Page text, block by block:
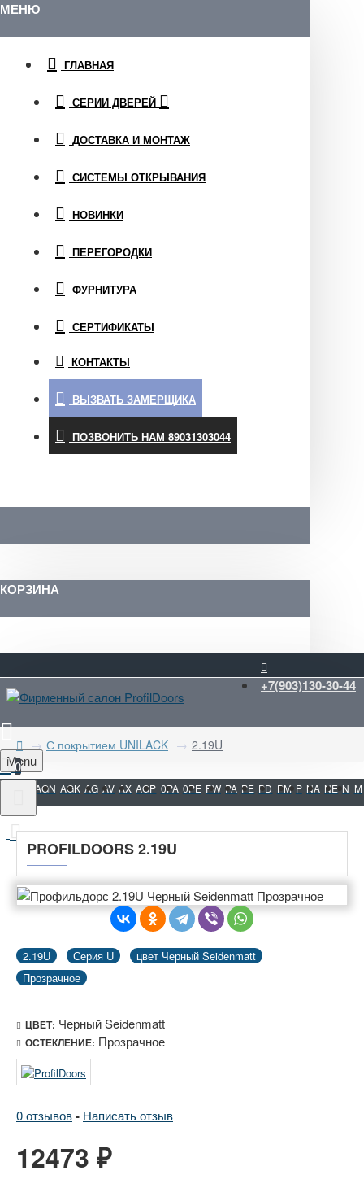
МЕНЮ
ГЛАВНАЯ
СЕРИИ ДВЕРЕЙ
ДОСТАВКА И МОНТАЖ
СИСТЕМЫ ОТКРЫВАНИЯ
НОВИНКИ
ПЕРЕГОРОДКИ
ФУРНИТУРА
СЕРТИФИКАТЫ
КОНТАКТЫ
ВЫЗВАТЬ ЗАМЕРЩИКА
ПОЗВОНИТЬ НАМ 89031303044
КОРЗИНА
+7(903)130-30-44
Menu
0
С покрытием UNILACK 2.19U
AGN AGK AG AV AX AGP 0PA 0PE PW PA PE PD PM P NA NE N M
PROFILDOORS 2.19U
2.19U Серия U
цвет Черный Seidenmatt
Прозрачное
ЦВЕТ: Черный Seidenmatt
ОСТЕКЛЕНИЕ: Прозрачное
0 отзывов- Написать отзыв
12473 ₽